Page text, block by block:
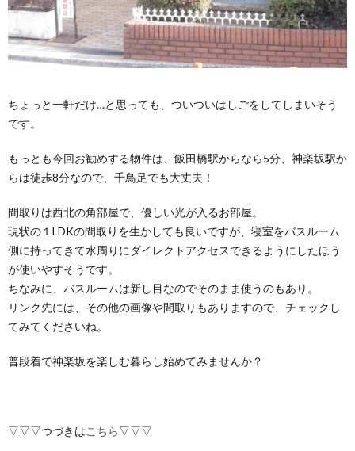
ちょっと一軒だけ…と思っても、ついついはしごをしてしまいそう
です。
もっとも今回お勧めする物件は、飯田橋駅からなら5分、神楽坂駅か
らは徒歩8分なので、千鳥足でも大丈夫！
間取りは西北の角部屋で、優しい光が入るお部屋。
現状の１LDKの間取りを生かしても良いですが、寝室をバスルーム
側に持ってきて水周りにダイレクトアクセスできるようにしたほう
が使いやすそうです。
ちなみに、バスルームは新し目なのでそのまま使うのもあり。
リンク先には、その他の画像や間取りもありますので、チェックし
てみてくださいね。
普段着で神楽坂を楽しむ暮らし始めてみませんか？
▽▽▽つづきはこちら▽▽▽